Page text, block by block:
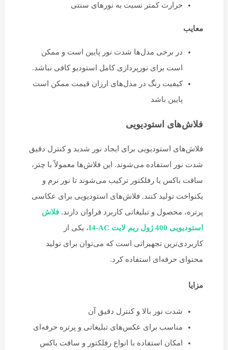
حرارت کمتر نسبت به نورهای سنتی
معایب
در برخی مدل‌ها شدت نور پایین است و ممکن
است برای نورپردازی کامل استودیو کافی نباشد.
کیفیت رنگ در مدل‌های ارزان قیمت ممکن است
پایین باشد
فلاش‌های استودیویی
فلاش‌های استودیویی برای ایجاد نور شدید و کنترل دقیق
شدت نور استفاده می‌شوند. این فلاش‌ها معمولاً با چتر،
سافت باکس یا رفلکتور ترکیب می‌شوند تا نور نرم و
یکنواخت تولید کنند. فلاش‌های استودیویی برای عکاسی
پرتره، محصول و تبلیغاتی کاربرد فراوان دارند. فلاش
استودیویی 400 ژول ریم لایت I4-AC
، یکی از
کاربردی‌ترین تجهیزاتی است که می‌توان برای تولید
محتوای حرفه‌ای استفاده کرد.
مزایا
شدت نور بالا و کنترل دقیق آن
مناسب برای عکس‌های تبلیغاتی و پرتره حرفه‌ای
امکان استفاده با انواع رفلکتور و سافت باکس